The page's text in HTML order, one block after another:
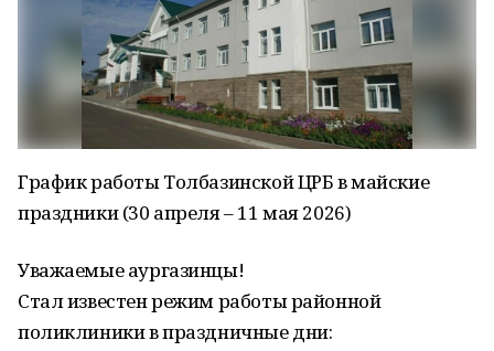
График работы Толбазинской ЦРБ в майские
праздники (30 апреля – 11 мая 2026)
Уважаемые аургазинцы!
Стал известен режим работы районной
поликлиники в праздничные дни: